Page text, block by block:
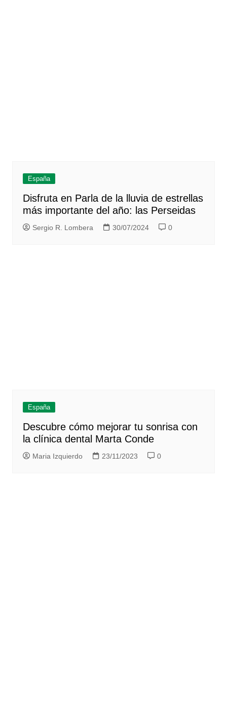
España
Disfruta en Parla de la lluvia de estrellas
más importante del año: las Perseidas
Sergio R. Lombera 30/07/2024 0
España
Descubre cómo mejorar tu sonrisa con
la clínica dental Marta Conde
Maria Izquierdo 23/11/2023 0